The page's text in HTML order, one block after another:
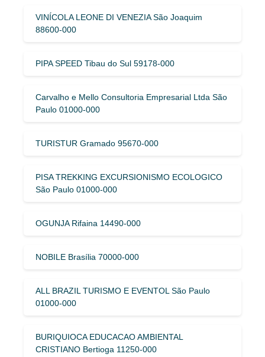
VINÍCOLA LEONE DI VENEZIA São Joaquim
88600-000
PIPA SPEED Tibau do Sul 59178-000
Carvalho e Mello Consultoria Empresarial Ltda São
Paulo 01000-000
TURISTUR Gramado 95670-000
PISA TREKKING EXCURSIONISMO ECOLOGICO
São Paulo 01000-000
OGUNJA Rifaina 14490-000
NOBILE Brasília 70000-000
ALL BRAZIL TURISMO E EVENTOL São Paulo
01000-000
BURIQUIOCA EDUCACAO AMBIENTAL
CRISTIANO Bertioga 11250-000